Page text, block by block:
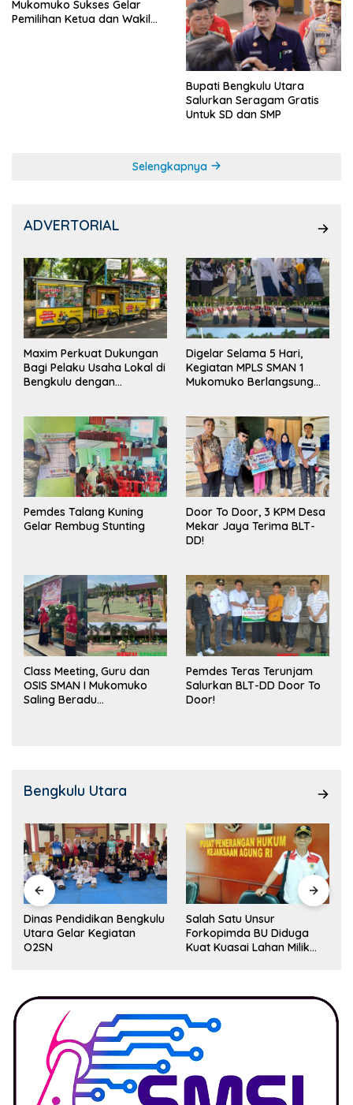
Mukomuko Sukses Gelar
Pemilihan Ketua dan Wakil
Bupati Bengkulu Utara
Salurkan Seragam Gratis
Untuk SD dan SMP
Selengkapnya
ADVERTORIAL
Maxim Perkuat Dukungan
Bagi Pelaku Usaha Lokal di
Bengkulu dengan
Pasar
Digelar Selama 5 Hari,
Kegiatan MPLS SMAN 1
Mukomuko Berlangsung
Pemdes Talang Kuning
Gelar Rembug Stunting
Door To Door, 3 KPM Desa
Mekar Jaya Terima BLT-
DD!
Class Meeting, Guru dan
OSIS SMAN I Mukomuko
Saling Beradu
Pemdes Teras Terunjam
Salurkan BLT-DD Door To
Door!
Bengkulu Utara
Dinas Pendidikan Bengkulu
Utara Gelar Kegiatan
O2SN
Salah Satu Unsur
Forkopimda BU Diduga
Kuat Kuasai Lahan Milik